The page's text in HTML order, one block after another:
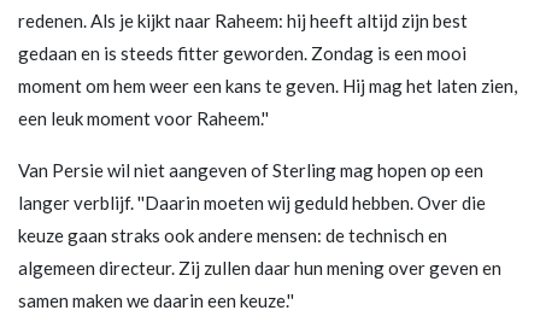
redenen. Als je kijkt naar Raheem: hij heeft altijd zijn best
gedaan en is steeds fitter geworden. Zondag is een mooi
moment om hem weer een kans te geven. Hij mag het laten zien,
een leuk moment voor Raheem.''
Van Persie wil niet aangeven of Sterling mag hopen op een
langer verblijf. ''Daarin moeten wij geduld hebben. Over die
keuze gaan straks ook andere mensen: de technisch en
algemeen directeur. Zij zullen daar hun mening over geven en
samen maken we daarin een keuze.''